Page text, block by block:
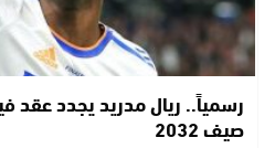
رسمياً.. ريال مدريد يجدد عقد
صيف 2032